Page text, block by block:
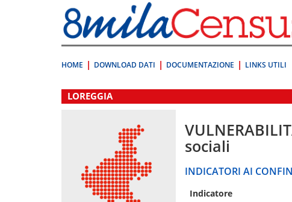
direttamente
a:
Contenuto
HOME DOWNLOAD DATI DOCUMENTAZIONE LINKS UTILI
LOREGGIA
sociali
INDICATORI AI
Indicatore